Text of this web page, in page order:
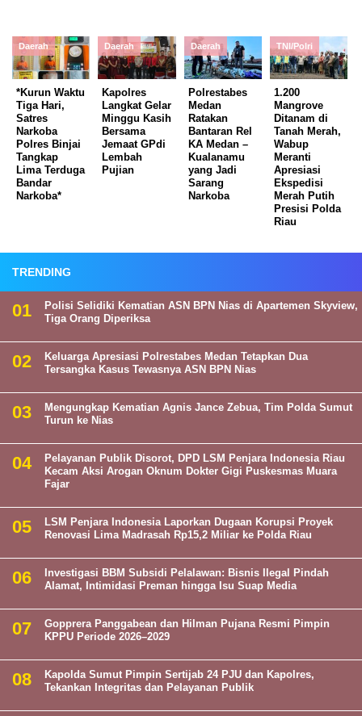
Daerah
*Kurun Waktu
Tiga Hari,
Satres
Narkoba
Polres Binjai
Tangkap
Lima Terduga
Bandar
Narkoba*
Daerah
Kapolres
Langkat Gelar
Minggu Kasih
Bersama
Jemaat GPdi
Lembah
Pujian
Daerah
Polrestabes
Medan
Ratakan
Bantaran Rel
KA Medan –
Kualanamu
yang Jadi
Sarang
Narkoba
TNI/Polri
1.200
Mangrove
Ditanam di
Tanah Merah,
Wabup
Meranti
Apresiasi
Ekspedisi
Merah Putih
Presisi Polda
Riau
TRENDING
Polisi Selidiki Kematian ASN BPN Nias di Apartemen Skyview,
Tiga Orang Diperiksa
Keluarga Apresiasi Polrestabes Medan Tetapkan Dua
Tersangka Kasus Tewasnya ASN BPN Nias
Mengungkap Kematian Agnis Jance Zebua, Tim Polda Sumut
Turun ke Nias
Pelayanan Publik Disorot, DPD LSM Penjara Indonesia Riau
Kecam Aksi Arogan Oknum Dokter Gigi Puskesmas Muara
Fajar
LSM Penjara Indonesia Laporkan Dugaan Korupsi Proyek
Renovasi Lima Madrasah Rp15,2 Miliar ke Polda Riau
Investigasi BBM Subsidi Pelalawan: Bisnis Ilegal Pindah
Alamat, Intimidasi Preman hingga Isu Suap Media
Gopprera Panggabean dan Hilman Pujana Resmi Pimpin
KPPU Periode 2026–2029
Kapolda Sumut Pimpin Sertijab 24 PJU dan Kapolres,
Tekankan Integritas dan Pelayanan Publik